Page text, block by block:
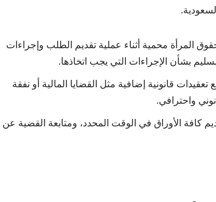
المرأة محمية أثناء عملية تقديم الطلب وإجراءات
بشأن الإجراءات التي يجب اتخاذها.
قانونية إضافية مثل القضايا المالية أو نفقة
واحترافي.
كافة الأوراق في الوقت المحدد، ومتابعة القضية عن